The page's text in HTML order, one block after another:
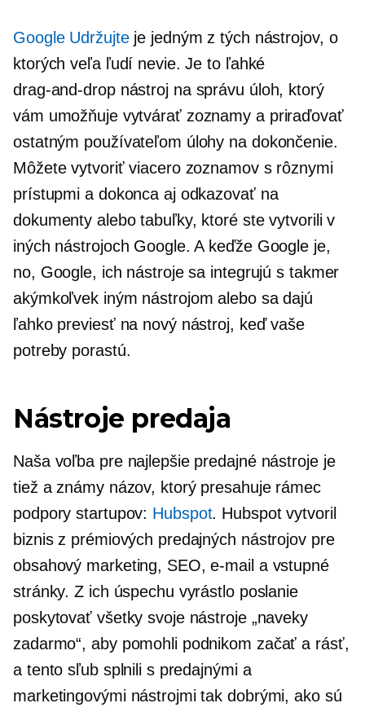
Google Udržujteje jedným z tých nástrojov, o
ktorých veľa ľudí nevie. Je to ľahké
drag-and-dropnástroj na správu úloh, ktorý
vám umožňuje vytvárať zoznamy a priraďovať
ostatným používateľom úlohy na dokončenie.
Môžete vytvoriť viacero zoznamov s rôznymi
prístupmi a dokonca aj odkazovať na
dokumenty alebo tabuľky, ktoré ste vytvorili v
iných nástrojoch Google. A keďže Google je,
no, Google, ich nástroje sa integrujú s takmer
akýmkoľvek iným nástrojom alebo sa dajú
ľahko previesť na nový nástroj, keď vaše
potreby porastú.
Nástroje predaja
Naša voľba pre najlepšie predajné nástroje je
tiež a známynázov, ktorý presahuje rámec
podpory startupov: Hubspot. Hubspot vytvoril
biznis z prémiových predajných nástrojov pre
obsahový marketing, SEO, e-mail a vstupné
stránky. Z ich úspechu vyrástlo poslanie
poskytovať všetky svoje nástroje „naveky
zadarmo“, aby pomohli podnikom začať a rásť,
a tento sľub splnili s predajnými a
marketingovými nástrojmi tak dobrými, ako sú